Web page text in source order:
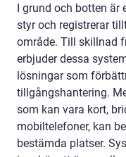
I grund och botten är
styr och registrerar
område. Till skillnad
erbjuder dessa
lösningar som
tillgångshantering.
som kan vara kort,
mobiltelefoner, kan
bestämda platser.